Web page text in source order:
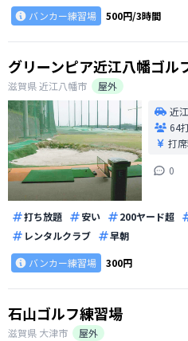
バンカー練習場
500円/3時間
グリーンピア近江八幡ゴル
滋賀県近江八幡市
屋外
近
64
打
0
打ち放題 安い 200ヤード超
レンタルクラブ
早朝
バンカー練習場
300円
石山ゴルフ練習場
滋賀県 大津市
屋外